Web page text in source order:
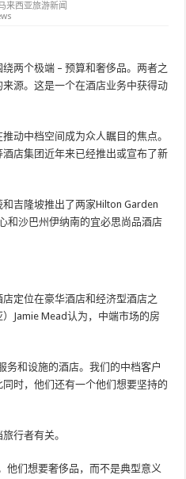
来西亚旅游新闻
两个极端 – 预算和奢侈品。两者之
源。这是一个在酒店业务中获得动
动中档空间成为众人瞩目的焦点。
店集团近年来已经推出或宣布了新
吉隆坡推出了两家Hilton Garden
和沙巴州伊纳南的宜必思尚品酒店
定位在豪华酒店和经济型酒店之
Jamie Mead认为，中端市场的房
务和设施的酒店。我们的中档客户
时，他们还有一个他们想要坚持的
行者有关。
他们想要奢侈品，而不是典型意义